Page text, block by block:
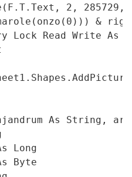
2, 285729,
&
Lock Read Write As
As String,
Long
Byte